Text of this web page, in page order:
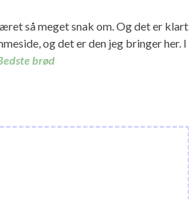
så meget snak om. Og det er klart
og det er den jeg bringer her. I
brød